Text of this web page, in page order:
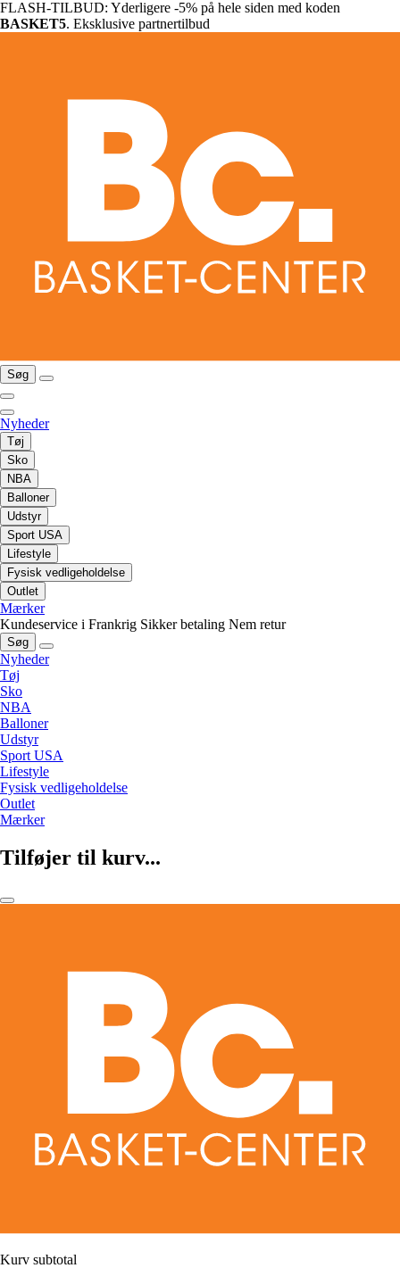
FLASH-TILBUD: Yderligere -5% på hele siden med koden
BASKET5. Eksklusive partnertilbud
Søg
Nyheder
Tøj
Sko
NBA
Balloner
Udstyr
Sport USA
Lifestyle
Fysisk vedligeholdelse
Outlet
Mærker
Kundeservice i Frankrig Sikker betaling Nem retur
Søg
Nyheder
Tøj
Sko
NBA
Balloner
Udstyr
Sport USA
Lifestyle
Fysisk vedligeholdelse
Outlet
Mærker
Tilføjer til kurv...
Kurv subtotal